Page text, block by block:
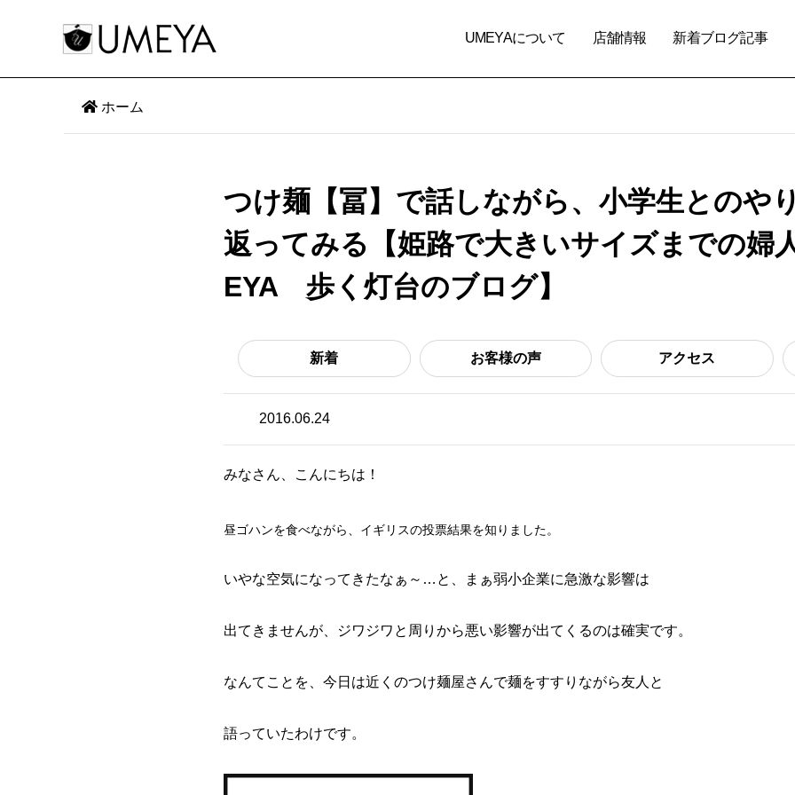
UMEYAについて 店舗情報 新着ブログ記事
ホーム
つけ麺【冨】で話しながら、小学生とのや
返ってみる【姫路で大きいサイズまでの婦
EYA 歩く灯台のブログ】
新着 お客様の声 アクセス
2016.06.24
みなさん、こんにちは！
昼ゴハンを食べながら、イギリスの投票結果を知りました。
いやな空気になってきたなぁ～…と、まぁ弱小企業に急激な影響は
出てきませんが、ジワジワと周りから悪い影響が出てくるのは確実です。
なんてことを、今日は近くのつけ麺屋さんで麺をすすりながら友人と
語っていたわけです。